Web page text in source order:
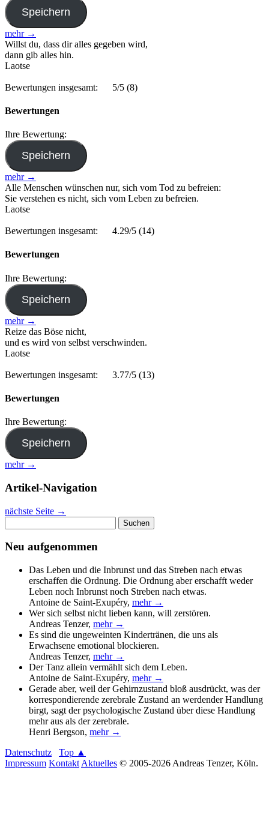
mehr →
Willst du, dass dir alles gegeben wird,
dann gib alles hin.
Laotse
Bewertungen insgesamt: 5/5 (8)
Bewertungen
Ihre Bewertung:
mehr →
Alle Menschen wünschen nur, sich vom Tod zu befreien:
Sie verstehen es nicht, sich vom Leben zu befreien.
Laotse
Bewertungen insgesamt: 4.29/5 (14)
Bewertungen
Ihre Bewertung:
mehr →
Reize das Böse nicht,
und es wird von selbst verschwinden.
Laotse
Bewertungen insgesamt: 3.77/5 (13)
Bewertungen
Ihre Bewertung:
mehr →
Artikel-Navigation
nächste Seite →
nach:
Neu aufgenommen
Das Leben und die Inbrunst und das Streben nach etwas
erschaffen die Ordnung. Die Ordnung aber erschafft weder
Leben noch Inbrunst noch Streben nach etwas.
Antoine de Saint-Exupéry, mehr →
Wer sich selbst nicht lieben kann, will zerstören.
Andreas Tenzer, mehr →
Es sind die ungeweinten Kindertränen, die uns als
Erwachsene emotional blockieren.
Andreas Tenzer, mehr →
Der Tanz allein vermählt sich dem Leben.
Antoine de Saint-Exupéry, mehr →
Gerade aber, weil der Gehirnzustand bloß ausdrückt, was der
korrespondierende zerebrale Zustand an werdender Handlung
birgt, sagt der psychologische Zustand über diese Handlung
mehr aus als der zerebrale.
Henri Bergson, mehr →
Datenschutz
Top ▲
Impressum Kontakt Aktuelles © 2005-2026 Andreas Tenzer, Köln.